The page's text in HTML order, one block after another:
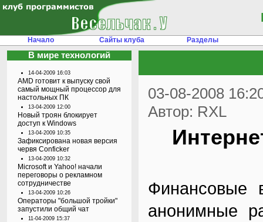
Начало Сайты клуба Разделы
В мире технологий
14-04-2009 16:03
AMD готовит к выпуску свой
самый мощный процессор для
настольных ПК
13-04-2009 12:00
Новый троян блокирует
доступ к Windows
13-04-2009 10:35
Зафиксирована новая версия
червя Conficker
13-04-2009 10:32
Microsoft и Yahoo! начали
переговоры о рекламном
сотрудничестве
13-04-2009 10:26
Операторы "большой тройки"
запустили общий чат
11-04-2009 15:37
03-08-2008
Автор: RXL
Финансовые
анонимные